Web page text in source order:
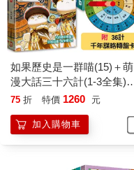
如果歷史是一群喵(15)＋萌
漫大話三十六計(1-3全集)
【共4冊套書】
75 折 特價 1260 元
加入購物車